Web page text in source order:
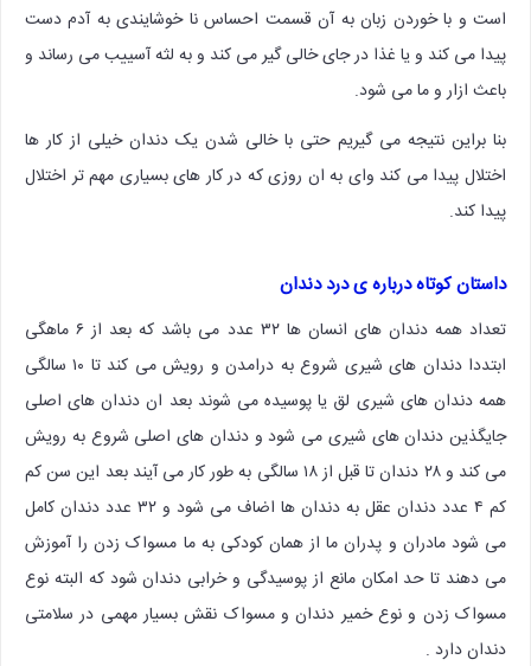
است و با خوردن زبان به آن قسمت احساس نا خوشایندی به آدم دست
پیدا می کند و یا غذا در جای خالی گیر می کند و به لثه آسییب می رساند و
باعث ازار و ما می شود.
بنا براین نتیجه می گیریم حتی با خالی شدن یک دندان خیلی از کار ها
اختلال پیدا می کند وای به ان روزی که در کار های بسیاری مهم تر اختلال
پیدا کند.
داستان کوتاه درباره ی درد دندان
تعداد همه دندان های انسان ها ۳۲ عدد می باشد که بعد از ۶ ماهگی
ابتددا دندان های شیری شروع به درامدن و رویش می کند تا ۱۰ سالگی
همه دندان های شیری لق یا پوسیده می شوند بعد ان دندان های اصلی
جایگذین دندان های شیری می شود و دندان های اصلی شروع به رویش
می کند و ۲۸ دندان تا قبل از ۱۸ سالگی به طور کار می آیند بعد این سن کم
کم ۴ عدد دندان عقل به دندان ها اضاف می شود و ۳۲ عدد دندان کامل
می شود مادران و پدران ما از همان کودکی به ما مسواک زدن را آموزش
می دهند تا حد امکان مانع از پوسیدگی و خرابی دندان شود که البته نوع
مسواک زدن و نوع خمیر دندان و مسواک نقش بسیار مهمی در سلامتی
دندان دارد .